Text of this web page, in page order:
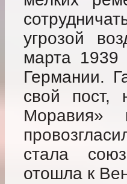
угрозой
марта 1939
Германии.
свой пост,
Моравия»
стала
отошла к